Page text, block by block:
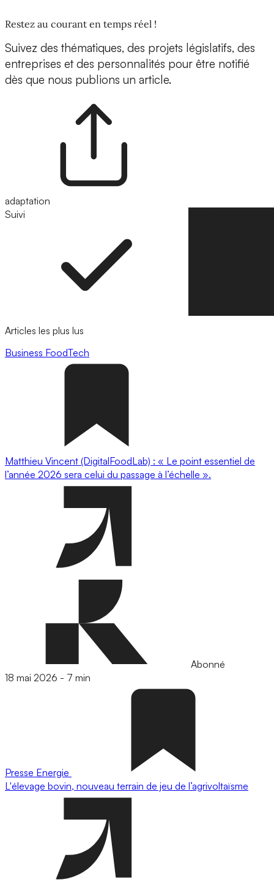
Restez au courant en temps réel !
Suivez des thématiques, des projets législatifs, des
entreprises et des personnalités pour être notifié
dès que nous publions un article.
adaptation
Suivi
Articles les plus lus
Business FoodTech
Matthieu Vincent (DigitalFoodLab) : « Le point essentiel de
l’année 2026 sera celui du passage à l’échelle ».
Abonné
18 mai 2026 - 7 min
Presse Energie
L'élevage bovin, nouveau terrain de jeu de l’agrivoltaïsme